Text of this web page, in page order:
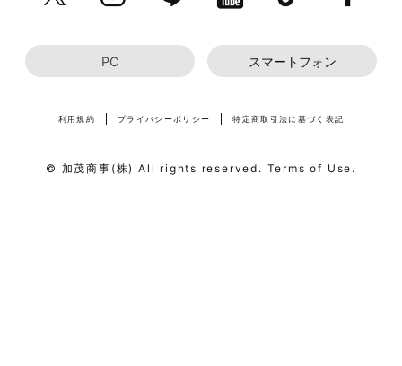
PC スマートフォン
利用規約 プライバシーポリシー 特定商取引法に基づく表記
© 加茂商事(株) All rights reserved. Terms of Use.